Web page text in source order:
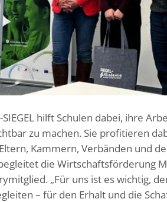
hilft Schulen dabei, ihre
zu machen. Sie profitieren
Kammern, Verbänden und
die Wirtschaftsförderung
„Für uns ist es wichtig,
– für den Erhalt und die